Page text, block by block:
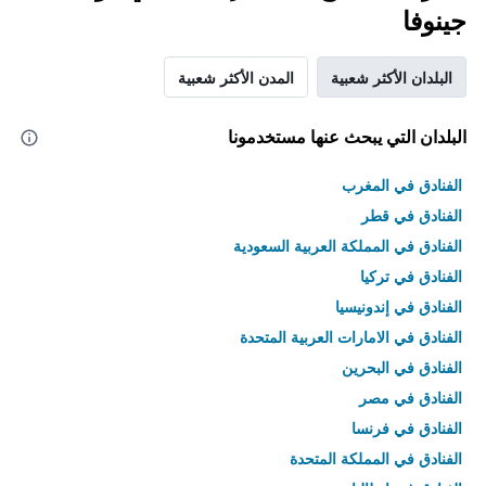
جينوفا
البلدان الأكثر شعبية المدن الأكثر شعبية
البلدان التي يبحث عنها مستخدمونا
الفنادق في المغرب
الفنادق في قطر
الفنادق في المملكة العربية السعودية
الفنادق في تركيا
الفنادق في إندونيسيا
الفنادق في الامارات العربية المتحدة
الفنادق في البحرين
الفنادق في مصر
الفنادق في فرنسا
الفنادق في المملكة المتحدة